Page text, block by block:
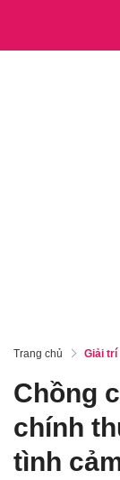
Trang chủ Giải trí
Chồng
chính
tình